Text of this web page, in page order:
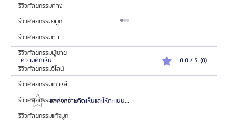
รีวิวศัลยกรรมคาง
รีวิวศัลยกรรมจมูก
รีวิวศัลยกรรมตา
รีวิวศัลยกรรมผู้ชาย
รีวิวศัลยกรรมวีไลน์
รีวิวศัลยกรรมเกาหลี
รีวิวศัลยกรรมเสริมหน้าอก
รีวิวศัลยกรรมแก้จมูก
ความคิดเห็น 0.0 / 5 (0)
แสดงความคิดเห็นและให้คะแนน...